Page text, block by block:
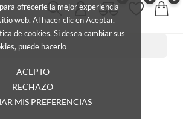
ofrecerle la mejor experiencia
web. Al hacer clic en Aceptar,
de cookies. Si desea cambiar sus
puede hacerlo
ACEPTO
RECHAZO
MIS PREFERENCIAS